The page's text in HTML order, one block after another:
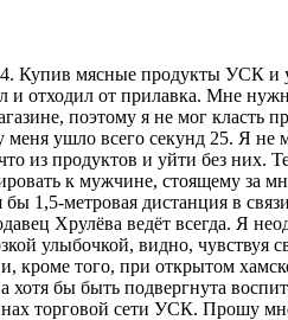
Купив мясные продукты УСК и
отходил от прилавка. Мне
поэтому я не мог класть
ушло всего секунд 25. Я не
из продуктов и уйти без них.
к мужчине, стоящему за
1,5-метровая дистанция в
Хрулёва ведёт всегда. Я
улыбочкой, видно, чувствуя
кроме того, при открытом
бы быть подвергнута
торговой сети УСК. Прошу